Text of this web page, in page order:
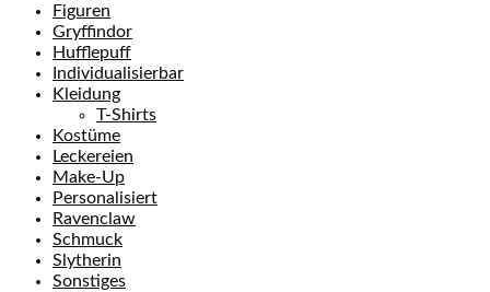
Figuren
Gryffindor
Hufflepuff
Individualisierbar
Kleidung
T-Shirts
Kostüme
Leckereien
Make-Up
Personalisiert
Ravenclaw
Schmuck
Slytherin
Sonstiges